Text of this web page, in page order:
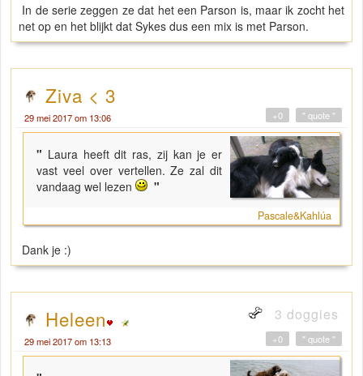
In de serie zeggen ze dat het een Parson is, maar ik zocht het
net op en het blijkt dat Sykes dus een mix is met Parson.
Ziva < 3
29 mei 2017 om 13:06 " quote "
+0
" Laura heeft dit ras, zij kan je er
vast veel over vertellen. Ze zal dit
vandaag wel lezen
"
Pascale&Kahlúa
Dank je :)
Heleen 3 doggies
29 mei 2017 om 13:13 " quote "
+0